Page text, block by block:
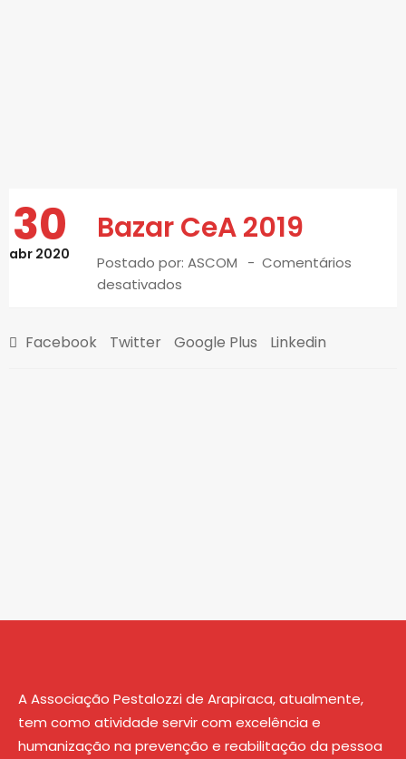
30
abr 2020
Bazar CeA 2019
Postado por:ASCOM
Comentários
desativados
Facebook Twitter Google Plus Linkedin
A Associação Pestalozzi de Arapiraca, atualmente,
tem como atividade servir com excelência e
humanização na prevenção e reabilitação da pessoa